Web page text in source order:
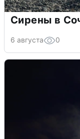
Сирены в
6 августа 0